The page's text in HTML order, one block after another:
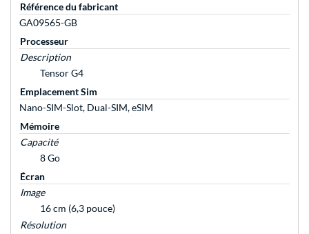
Référence du fabricant
GA09565-GB
Processeur
Description
Tensor G4
Emplacement Sim
Nano-SIM-Slot, Dual-SIM, eSIM
Mémoire
Capacité
8 Go
Écran
Image
16 cm (6,3 pouce)
Résolution